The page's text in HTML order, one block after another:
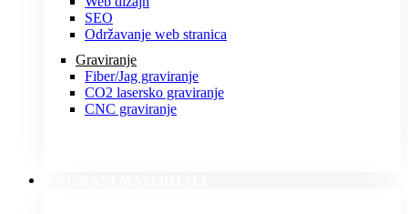
SEO
Održavanje web stranica
Graviranje
Fiber/Jag graviranje
CO2 lasersko graviranje
CNC graviranje